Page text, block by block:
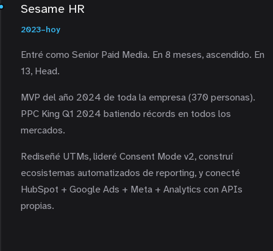
Sesame HR
2023–hoy
Entré como Senior Paid Media. En 8 meses, ascendido. En
13, Head.
MVP del año 2024 de toda la empresa (370 personas).
PPC King Q1 2024 batiendo récords en todos los
mercados.
Rediseñé UTMs, lideré Consent Mode v2, construí
ecosistemas automatizados de reporting, y conecté
HubSpot + Google Ads + Meta + Analytics con APIs
propias.